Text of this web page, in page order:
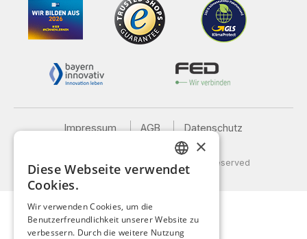
Impressum AGB
Datenschutz
Versand und Zahlung
© 2026 Weidinger GmbH, All Rights Reserved
GERMAN
FRENCH
×
Diese Webseite verwendet
Cookies.
Wir verwenden Cookies, um die
Benutzerfreundlichkeit unserer Website zu
verbessern. Durch die weitere Nutzung